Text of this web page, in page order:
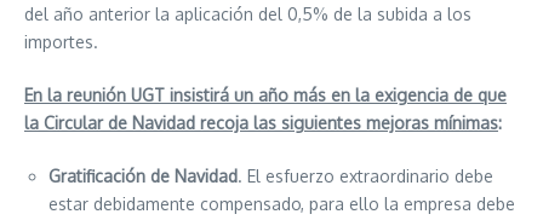
del año anterior la aplicación del 0,5% de la subida a los
importes.
En la reunión UGT insistirá un año más en la exigencia de que
la Circular de Navidad recoja las siguientes mejoras mínimas:
Gratificación de Navidad. El esfuerzo extraordinario debe
estar debidamente compensado, para ello la empresa debe